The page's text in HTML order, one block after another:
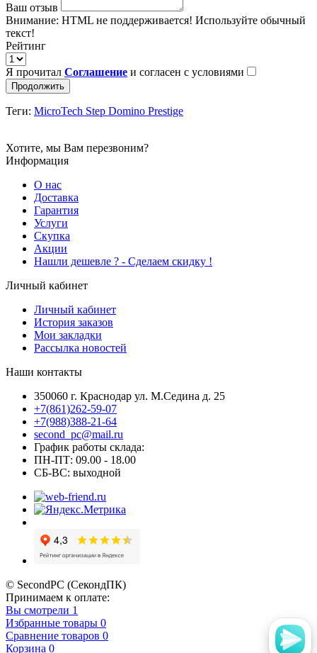
Ваш отзыв
Внимание: HTML не поддерживается! Используйте обычный
текст!
Рейтинг
Я прочитал Соглашение и согласен с условиями
Продолжить
Теги: MicroTech Step Domino Prestige
Хотите, мы Вам перезвоним?
Информация
О нас
Доставка
Гарантия
Услуги
Скупка
Акции
Hашли дешевле ? - Сделаем скидку !
Личный кабинет
Личный кабинет
История заказов
Мои закладки
Рассылка новостей
Наши контакты
350060 г. Краснодар ул. М.Седина д. 25
+7(861)262-59-07
+7(988)388-21-64
second_pc@mail.ru
График работы склада:
ПН-ПТ: 09.00 - 18.00
СБ-ВС: выходной
© SecondPC (СекондПК)
Принимаем к оплате:
Вы смотрели 1
Избранные товары 0
Сравнение товаров 0
Корзина 0